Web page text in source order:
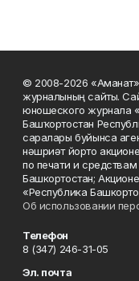
© 2008-2026 «Аманат»
журналының сайты.
юношеского журнала
Башҡортостан
саралары буйынса
нәшриәт йорто
по печати и
Башкортостан;
«Республика
Об использовании
Телефон
8 (347) 246-31-05
Эл. почта